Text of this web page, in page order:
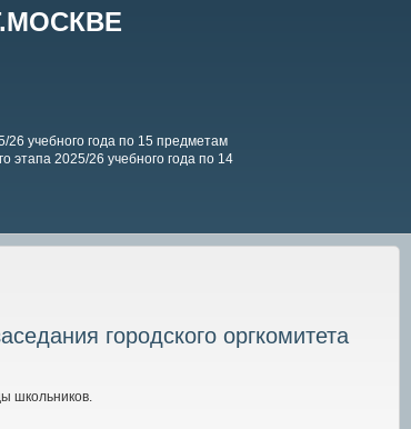
26 учебного года по 15 предметам
этапа 2025/26 учебного года по 14
городского оргкомитета
школьников.